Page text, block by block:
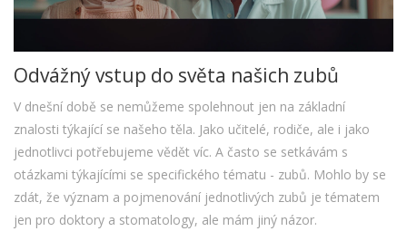
Odvážný vstup do světa našich zubů
V dnešní době se nemůžeme spolehnout jen na základní
znalosti týkající se našeho těla. Jako učitelé, rodiče, ale i jako
jednotlivci potřebujeme vědět víc. A často se setkávám s
otázkami týkajícími se specifického tématu - zubů. Mohlo by se
zdát, že význam a pojmenování jednotlivých zubů je tématem
jen pro doktory a stomatology, ale mám jiný názor.